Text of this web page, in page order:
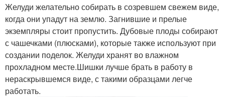
Желуди желательно собирать в созревшем свежем виде,
когда они упадут на землю. Загнившие и прелые
экземпляры стоит пропустить. Дубовые плоды собирают
с чашечками (плюсками), которые также используют при
создании поделок. Желуди хранят во влажном
прохладном месте.Шишки лучше брать в работу в
нераскрывшемся виде, с такими образцами легче
работать.